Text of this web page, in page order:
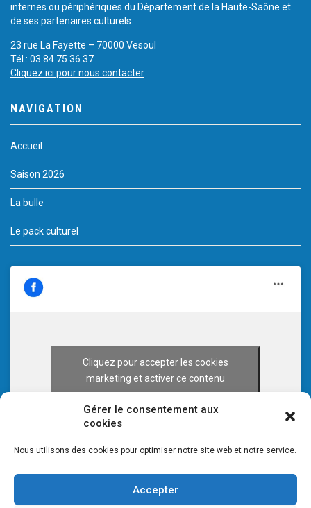
Gérer le consentement aux
cookies
Nous utilisons des cookies pour optimiser notre site web et notre service.
Accepter
internes ou périphériques du Département de la Haute-Saône et
de ses partenaires culturels.
23 rue La Fayette – 70000 Vesoul
Tél.: 03 84 75 36 37
Cliquez ici pour nous contacter
NAVIGATION
Accueil
Saison 2026
La bulle
Le pack culturel
Cliquez pour accepter les cookies
marketing et activer ce contenu